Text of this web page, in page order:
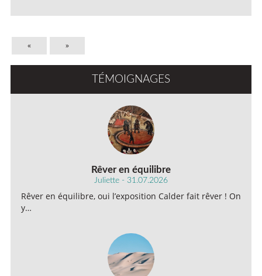
« »
TÉMOIGNAGES
Rêver en équilibre
Juliette - 31.07.2026
Rêver en équilibre, oui l’exposition Calder fait rêver ! On
y…